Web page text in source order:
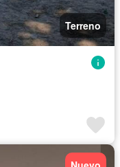
Terreno